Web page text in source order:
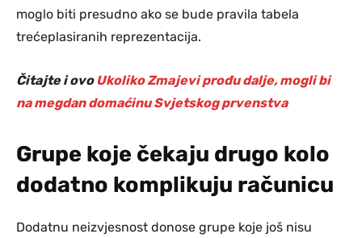
moglo biti presudno ako se bude pravila tabela
trećeplasiranih reprezentacija.
Čitajte i ovo Ukoliko Zmajevi prođu dalje, mogli bi
na megdan domaćinu Svjetskog prvenstva
Grupe koje čekaju drugo kolo
dodatno komplikuju računicu
Dodatnu neizvjesnost donose grupe koje još nisu